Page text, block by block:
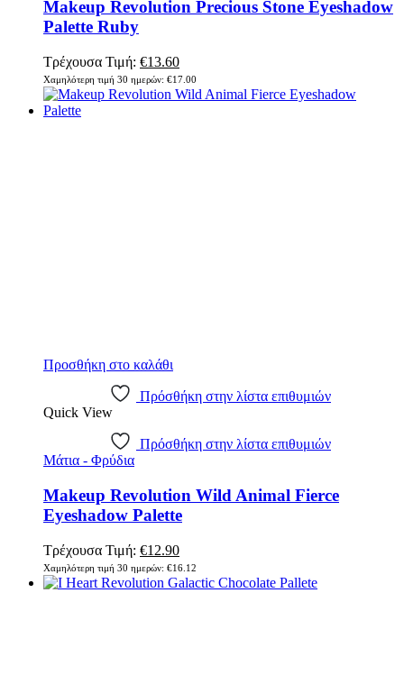
Makeup Revolution Precious Stone Eyeshadow
Palette Ruby
Τρέχουσα Τιμή: Original
price
was:
€13.60Η
τρέχουσα
τιμή
Χαμηλότερη τιμή 30 ημερών: €17.00
Προσθήκη στο καλάθι
Πρόσθήκη στην λίστα επιθυμιών
Quick View
Πρόσθήκη στην λίστα επιθυμιών
Μάτια - Φρύδια
Makeup Revolution Wild Animal Fierce
Eyeshadow Palette
Τρέχουσα Τιμή: Original
price
was:
€12.90Η
τρέχουσα
τιμή
Χαμηλότερη τιμή 30 ημερών: €16.12